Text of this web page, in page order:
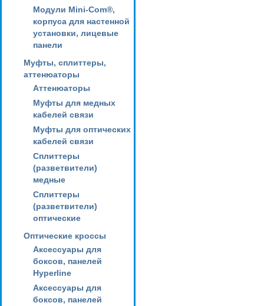
Модули Mini-Com®,
корпуса для настенной
установки, лицевые
панели
Муфты, сплиттеры,
аттенюаторы
Аттенюаторы
Муфты для медных
кабелей связи
Муфты для оптических
кабелей связи
Сплиттеры
(разветвители)
медные
Сплиттеры
(разветвители)
оптические
Оптические кроссы
Аксессуары для
боксов, панелей
Hyperline
Аксессуары для
боксов, панелей